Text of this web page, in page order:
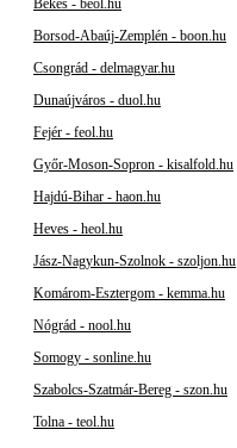
Békés - beol.hu
Borsod-Abaúj-Zemplén - boon.hu
Csongrád - delmagyar.hu
Dunaújváros - duol.hu
Fejér - feol.hu
Győr-Moson-Sopron - kisalfold.hu
Hajdú-Bihar - haon.hu
Heves - heol.hu
Jász-Nagykun-Szolnok - szoljon.hu
Komárom-Esztergom - kemma.hu
Nógrád - nool.hu
Somogy - sonline.hu
Szabolcs-Szatmár-Bereg - szon.hu
Tolna - teol.hu